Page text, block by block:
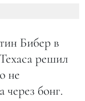
Бибер в
решил
не
через бонг.